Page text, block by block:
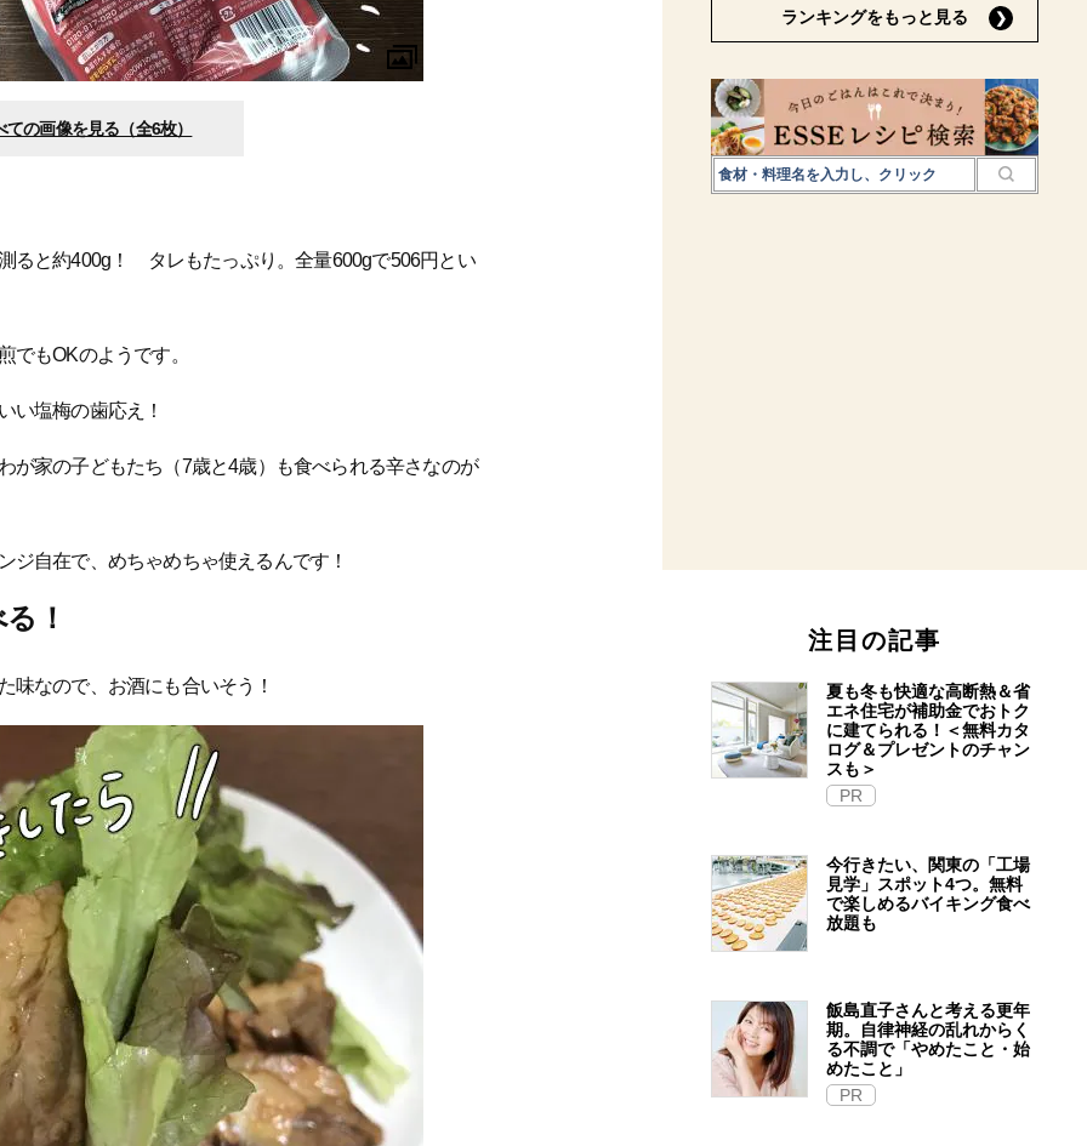
ての画像を見る（全6枚）
ると約400g！ タレもたっぷり。全量600gで506円とい
でもOKのようです。
い塩梅の歯応え！
が家の子どもたち（7歳と4歳）も食べられる辛さなのが
ジ自在で、めちゃめちゃ使えるんです！
！
味なので、お酒にも合いそう！
ランキングをもっと見る
注目の記事
夏も冬も快適な高断熱＆省
エネ住宅が補助金でおトク
に建てられる！＜無料カタ
ログ＆プレゼントのチャン
スも＞
PR
今行きたい、関東の「工場
見学」スポット4つ。無料
で楽しめるバイキング食べ
放題も
飯島直子さんと考える更年
期。自律神経の乱れからく
る不調で「やめたこと・始
めたこと」
PR